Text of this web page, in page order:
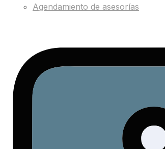
Agendamiento de asesorías